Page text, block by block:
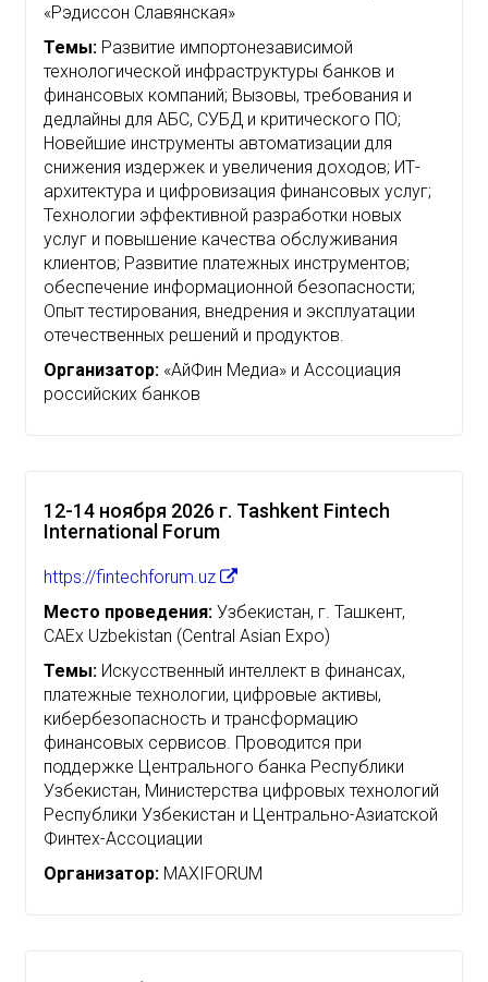
«Рэдиссон Славянская»
Темы: Развитие импортонезависимой
технологической инфраструктуры банков и
финансовых компаний; Вызовы, требования и
дедлайны для АБС, СУБД и критического ПО;
Новейшие инструменты автоматизации для
снижения издержек и увеличения доходов; ИТ-
архитектура и цифровизация финансовых услуг;
Технологии эффективной разработки новых
услуг и повышение качества обслуживания
клиентов; Развитие платежных инструментов;
обеспечение информационной безопасности;
Опыт тестирования, внедрения и эксплуатации
отечественных решений и продуктов.
Организатор: «АйФин Медиа» и Ассоциация
российских банков
12-14 ноября 2026 г. Tashkent Fintech
International Forum
https://fintechforum.uz
Место проведения: Узбекистан, г. Ташкент,
CAEx Uzbekistan (Central Asian Expo)
Темы: Искусственный интеллект в финансах,
платежные технологии, цифровые активы,
кибербезопасность и трансформацию
финансовых сервисов. Проводится при
поддержке Центрального банка Республики
Узбекистан, Министерства цифровых технологий
Республики Узбекистан и Центрально-Азиатской
Финтех-Ассоциации
Организатор: MAXIFORUM